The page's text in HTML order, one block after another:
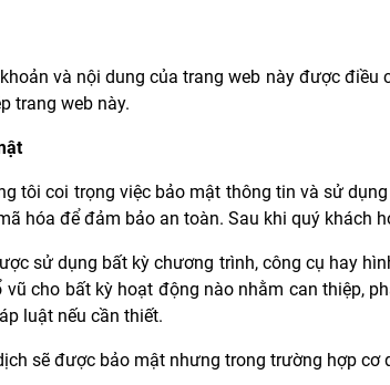
và nội dung của trang web này được
trang web này.
tôi coi trọng việc bảo mật thông tin và sử
hóa để đảm bảo an toàn. Sau khi quý khách
sử dụng bất kỳ chương trình, công cụ hay
vũ cho bất kỳ hoạt động nào nhằm can thiệp,
luật nếu cần thiết.
sẽ được bảo mật nhưng trong trường hợp